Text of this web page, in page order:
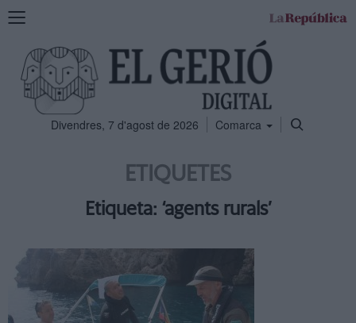
Mostra
navegació
Divendres, 7 d'agost de 2026 Comarca
ETIQUETES
Etiqueta: ‘agents rurals’